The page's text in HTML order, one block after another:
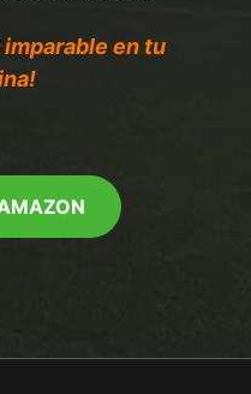
imparable en tu